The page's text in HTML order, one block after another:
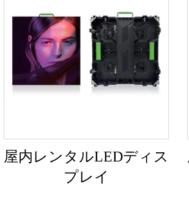
屋内レンタルLEDディス
プレイ